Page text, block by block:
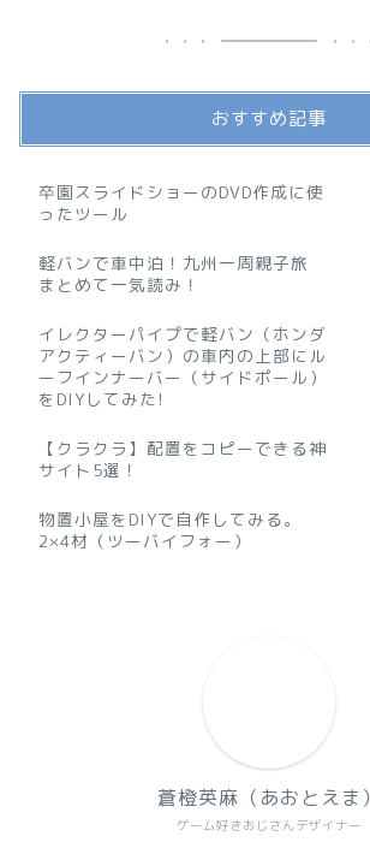
おすすめ記事
卒園スライドショーのDVD作成に使
ったツール
軽バンで車中泊！九州一周親子旅
まとめて一気読み！
イレクターパイプで軽バン（ホンダ
アクティーバン）の車内の上部にル
ーフインナーバー（サイドポール）
をDIYしてみた!
【クラクラ】配置をコピーできる神
サイト5選！
物置小屋をDIYで自作してみる。
2×4材（ツーバイフォー）
ゲーム好きおじさんデザイナー
蒼橙英麻（あおとえま）